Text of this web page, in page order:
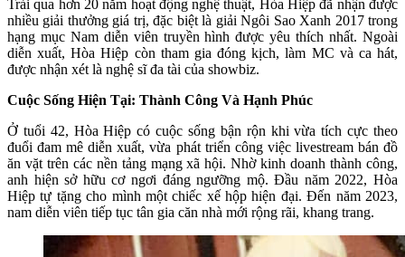
Trải qua hơn 20 năm hoạt động nghệ thuật, Hòa Hiệp đã nhận được
nhiều giải thưởng giá trị, đặc biệt là giải Ngôi Sao Xanh 2017 trong
hạng mục Nam diễn viên truyền hình được yêu thích nhất. Ngoài
diễn xuất, Hòa Hiệp còn tham gia đóng kịch, làm MC và ca hát,
được nhận xét là nghệ sĩ đa tài của showbiz.
Cuộc Sống Hiện Tại: Thành Công Và Hạnh Phúc
Ở tuổi 42, Hòa Hiệp có cuộc sống bận rộn khi vừa tích cực theo
đuổi đam mê diễn xuất, vừa phát triển công việc livestream bán đồ
ăn vặt trên các nền tảng mạng xã hội. Nhờ kinh doanh thành công,
anh hiện sở hữu cơ ngơi đáng ngưỡng mộ. Đầu năm 2022, Hòa
Hiệp tự tặng cho mình một chiếc xế hộp hiện đại. Đến năm 2023,
nam diễn viên tiếp tục tân gia căn nhà mới rộng rãi, khang trang.